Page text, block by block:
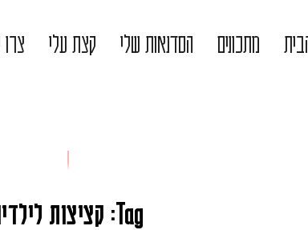
מתכונים הסדנאות שלי קצת עלי
Tag: קציצות לילדים